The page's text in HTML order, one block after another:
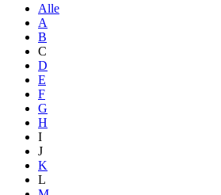
Alle
A
B
C
D
E
F
G
H
I
J
K
L